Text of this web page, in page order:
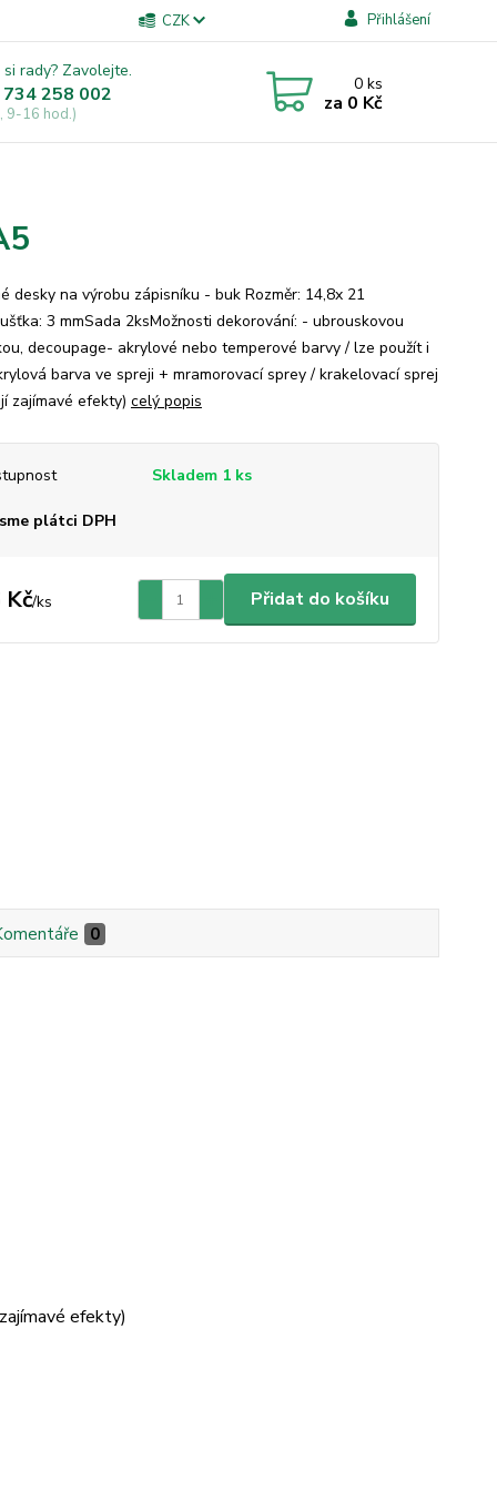
CZK Přihlášení
rady? Zavolejte.
258 002
9-16 hod.)
0ks
za 0 Kč
desky na výrobu zápisníku - buk Rozměr: 14,8x 21
3 mmSada 2ksMožnosti dekorování: - ubrouskovou
decoupage- akrylové nebo temperové barvy / lze použít i
barva ve spreji + mramorovací sprey / krakelovací sprej
zajímavé efekty) celý popis
Skladem 1 ks
plátci DPH
Kč/ks Přidat do košíku
0
efekty)